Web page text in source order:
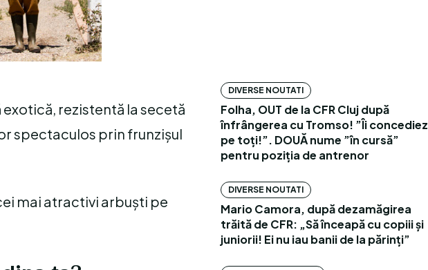
rezistentă la secetă
spectaculos prin frunzișul
mai atractivi arbuști pe
DIVERSE NOUTATI
Folha, OUT de la CFR Cluj după
înfrângerea cu Tromso! ”Îi concediez
pe toți!”. DOUĂ nume ”în cursă”
pentru poziția de antrenor
DIVERSE NOUTATI
Mario Camora, după dezamăgirea
trăită de CFR: „Să înceapă cu copiii și
juniorii! Ei nu iau banii de la părinți”